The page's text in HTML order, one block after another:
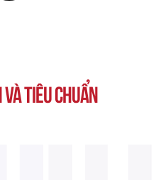
và tiêu chuẩn